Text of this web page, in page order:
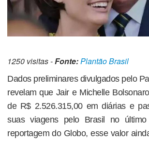
1250 visitas -Fonte:Plantão Brasil
Dados preliminares divulgados pelo
revelam que Jair e Michelle
de R$ 2.526.315,00 em diárias e
suas viagens pelo Brasil no
reportagem do Globo, esse valor